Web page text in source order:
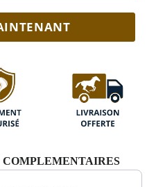
COMPLEMENTAIRES